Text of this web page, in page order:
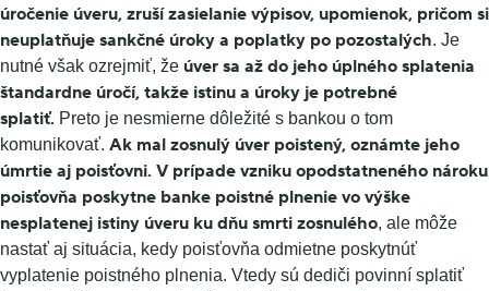
úročenie úveru, zruší zasielanie výpisov, upomienok, pričom si
neuplatňuje sankčné úroky a poplatky po pozostalých. Je
nutné však ozrejmiť, že úver sa až do jeho úplného splatenia
štandardne úročí, takže istinu a úroky je potrebné
splatiť. Preto je nesmierne dôležité s bankou o tom
komunikovať. Ak mal zosnulý úver poistený, oznámte jeho
úmrtie aj poisťovni. V prípade vzniku opodstatneného nároku
poisťovňa poskytne banke poistné plnenie vo výške
nesplatenej istiny úveru ku dňu smrti zosnulého, ale môže
nastať aj situácia, kedy poisťovňa odmietne poskytnúť
vyplatenie poistného plnenia. Vtedy sú dediči povinní splatiť